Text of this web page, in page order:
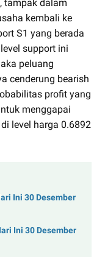
tampak dalam
kembali ke
S1 yang berada
support ini
peluang
cenderung bearish
profit yang
menggapai
level harga 0.6892
Ini 30 Desember
Ini 30 Desember